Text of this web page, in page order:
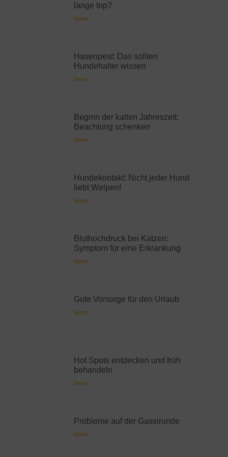
lange top?
lesen
Hasenpest: Das sollten
Hundehalter wissen
lesen
Beginn der kalten Jahreszeit:
Beachtung schenken
lesen
Hundekontakt: Nicht jeder Hund
liebt Welpen!
lesen
Bluthochdruck bei Katzen:
Symptom für eine Erkrankung
lesen
Gute Vorsorge für den Urlaub
lesen
Hot Spots entdecken und früh
behandeln
lesen
Probleme auf der Gassirunde
lesen